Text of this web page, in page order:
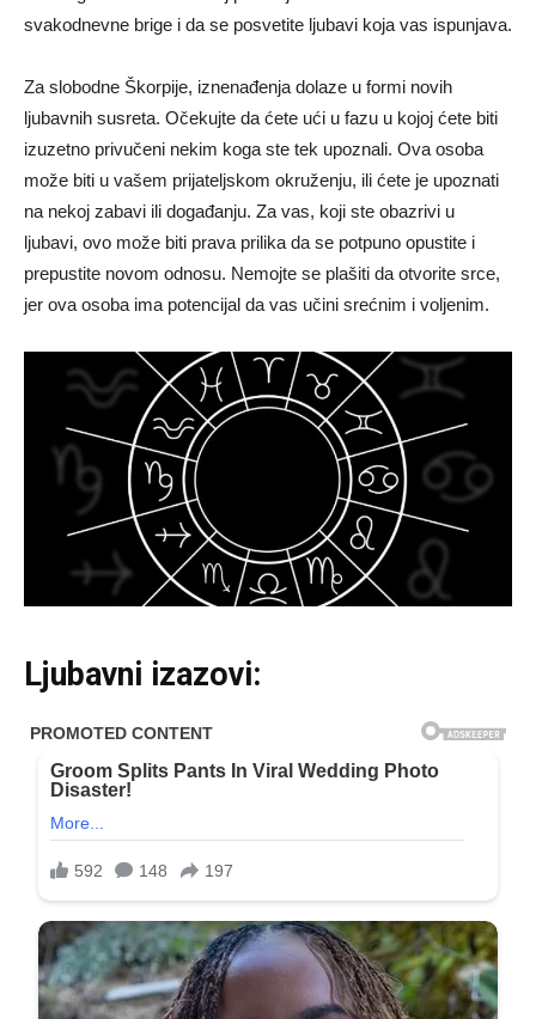
svakodnevne brige i da se posvetite ljubavi koja vas ispunjava.
Za slobodne Škorpije, iznenađenja dolaze u formi novih
ljubavnih susreta. Očekujte da ćete ući u fazu u kojoj ćete biti
izuzetno privučeni nekim koga ste tek upoznali. Ova osoba
može biti u vašem prijateljskom okruženju, ili ćete je upoznati
na nekoj zabavi ili događanju. Za vas, koji ste obazrivi u
ljubavi, ovo može biti prava prilika da se potpuno opustite i
prepustite novom odnosu. Nemojte se plašiti da otvorite srce,
jer ova osoba ima potencijal da vas učini srećnim i voljenim.
Ljubavni izazovi: